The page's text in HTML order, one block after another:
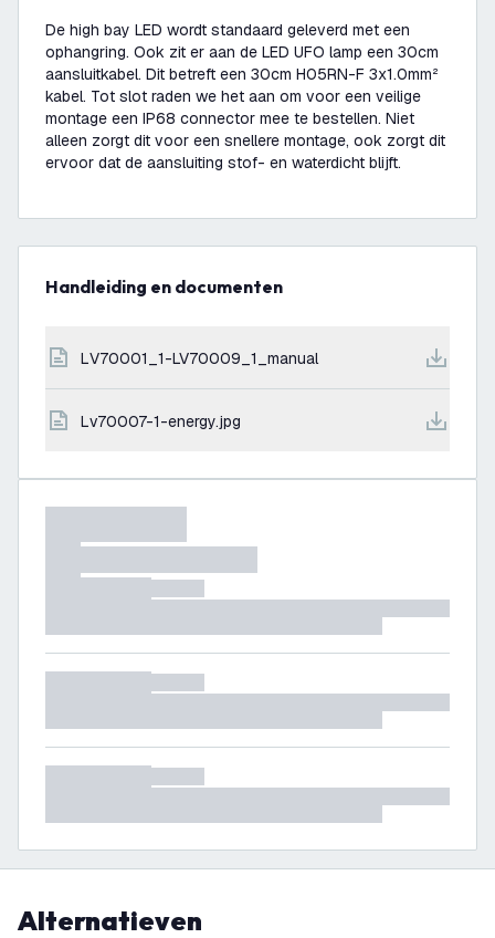
De high bay LED wordt standaard geleverd met een
ophangring. Ook zit er aan de LED UFO lamp een 30cm
aansluitkabel. Dit betreft een 30cm H05RN-F 3x1.0mm²
kabel. Tot slot raden we het aan om voor een veilige
montage een IP68 connector mee te bestellen. Niet
alleen zorgt dit voor een snellere montage, ook zorgt dit
ervoor dat de aansluiting stof- en waterdicht blijft.
Handleiding en documenten
LV70001_1-LV70009_1_manual
lv70007-1-energy.jpg
Alternatieven